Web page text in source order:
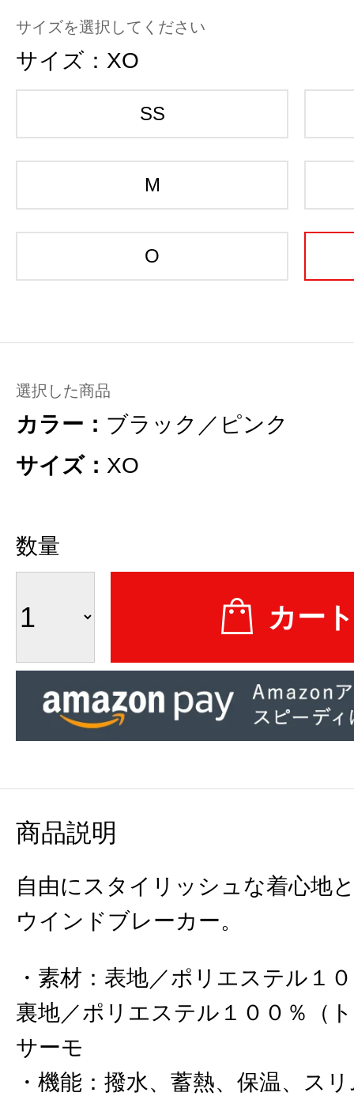
サイズを選択してください
サイズ： XO
SS
M
O
選択した商品
カラー： ブラック／ピンク
サイズ： XO
数量
商品説明
自由にスタイリッシュな着心地
ウインドブレーカー。
素材 ： 表地／ポリエステル１
裏地／ポリエステル１００％（
サーモ
機能 ： 撥水、蓄熱、保温、ス